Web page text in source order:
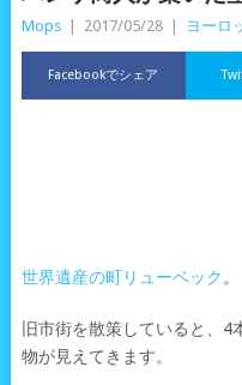
Mops 2017/05/28 ヨーロ
Facebookでシェア
世界遺産の町リューベック 。
旧市街を散策していると、
物が見えてきます。